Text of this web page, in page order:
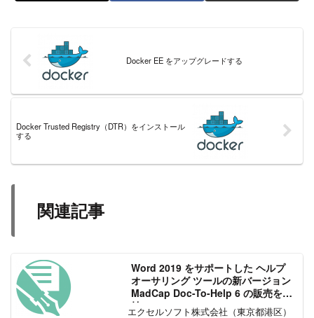
Docker EE をアップグレードする
Docker Trusted Registry（DTR）をインストール
する
関連記事
Word 2019 をサポートした ヘルプ
オーサリング ツールの新バージョン
MadCap Doc-To-Help 6 の販売を開
始
エクセルソフト株式会社（東京都港区）